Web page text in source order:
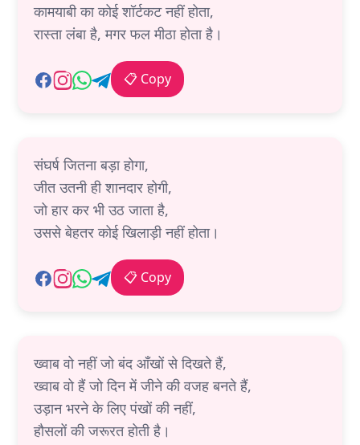
कामयाबी का कोई शॉर्टकट नहीं होता,
रास्ता लंबा है, मगर फल मीठा होता है।
📋 Copy
संघर्ष जितना बड़ा होगा,
जीत उतनी ही शानदार होगी,
जो हार कर भी उठ जाता है,
उससे बेहतर कोई खिलाड़ी नहीं होता।
📋 Copy
ख्वाब वो नहीं जो बंद आँखों से दिखते हैं,
ख्वाब वो हैं जो दिन में जीने की वजह बनते हैं,
उड़ान भरने के लिए पंखों की नहीं,
हौसलों की जरूरत होती है।